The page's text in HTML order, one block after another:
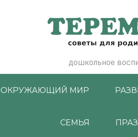
дошкольное
ОКРУЖАЮЩИЙ МИР
СЕМЬЯ